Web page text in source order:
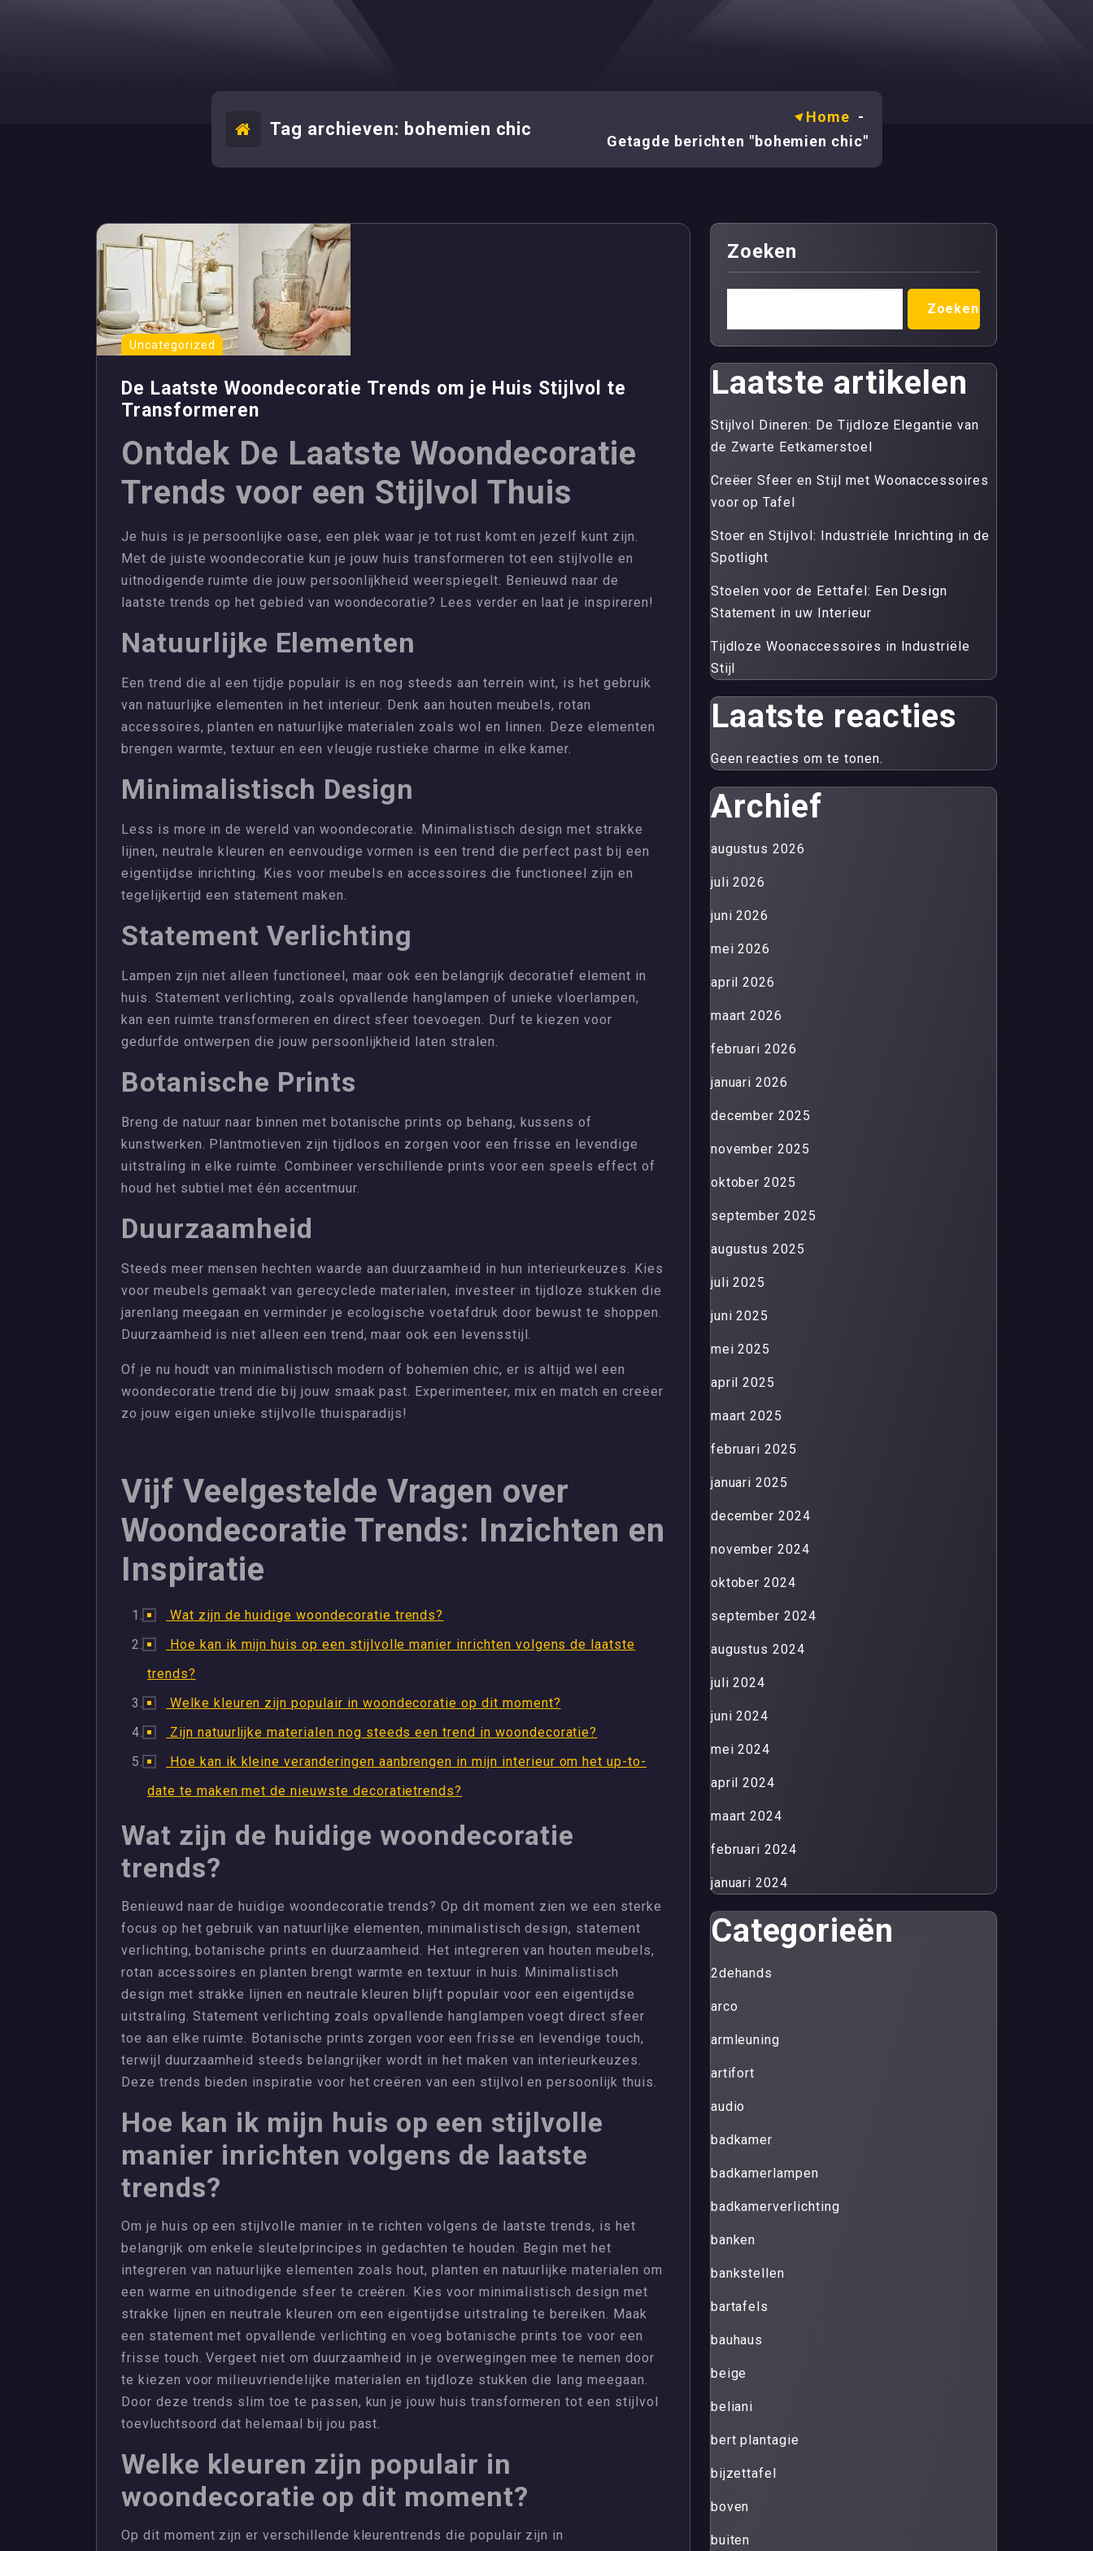
Tag archieven: bohemien chic
Home -
Getagde berichten "bohemien chic"
Uncategorized
De Laatste Woondecoratie Trends om je Huis Stijlvol te
Transformeren
Ontdek De Laatste Woondecoratie
Trends voor een Stijlvol Thuis
Je huis is je persoonlijke oase, een plek waar je tot rust komt en jezelf kunt zijn.
Met de juiste woondecoratie kun je jouw huis transformeren tot een stijlvolle en
uitnodigende ruimte die jouw persoonlijkheid weerspiegelt. Benieuwd naar de
laatste trends op het gebied van woondecoratie? Lees verder en laat je inspireren!
Natuurlijke Elementen
Een trend die al een tijdje populair is en nog steeds aan terrein wint, is het gebruik
van natuurlijke elementen in het interieur. Denk aan houten meubels, rotan
accessoires, planten en natuurlijke materialen zoals wol en linnen. Deze elementen
brengen warmte, textuur en een vleugje rustieke charme in elke kamer.
Minimalistisch Design
Less is more in de wereld van woondecoratie. Minimalistisch design met strakke
lijnen, neutrale kleuren en eenvoudige vormen is een trend die perfect past bij een
eigentijdse inrichting. Kies voor meubels en accessoires die functioneel zijn en
tegelijkertijd een statement maken.
Statement Verlichting
Lampen zijn niet alleen functioneel, maar ook een belangrijk decoratief element in
huis. Statement verlichting, zoals opvallende hanglampen of unieke vloerlampen,
kan een ruimte transformeren en direct sfeer toevoegen. Durf te kiezen voor
gedurfde ontwerpen die jouw persoonlijkheid laten stralen.
Botanische Prints
Breng de natuur naar binnen met botanische prints op behang, kussens of
kunstwerken. Plantmotieven zijn tijdloos en zorgen voor een frisse en levendige
uitstraling in elke ruimte. Combineer verschillende prints voor een speels effect of
houd het subtiel met één accentmuur.
Duurzaamheid
Steeds meer mensen hechten waarde aan duurzaamheid in hun interieurkeuzes. Kies
voor meubels gemaakt van gerecyclede materialen, investeer in tijdloze stukken die
jarenlang meegaan en verminder je ecologische voetafdruk door bewust te shoppen.
Duurzaamheid is niet alleen een trend, maar ook een levensstijl.
Of je nu houdt van minimalistisch modern of bohemien chic, er is altijd wel een
woondecoratie trend die bij jouw smaak past. Experimenteer, mix en match en creëer
zo jouw eigen unieke stijlvolle thuisparadijs!
Vijf Veelgestelde Vragen over
Woondecoratie Trends: Inzichten en
Inspiratie
Wat zijn de huidige woondecoratie trends?
Hoe kan ik mijn huis op een stijlvolle manier inrichten volgens de laatste
trends?
Welke kleuren zijn populair in woondecoratie op dit moment?
Zijn natuurlijke materialen nog steeds een trend in woondecoratie?
Hoe kan ik kleine veranderingen aanbrengen in mijn interieur om het up-to-
date te maken met de nieuwste decoratietrends?
Wat zijn de huidige woondecoratie
trends?
Benieuwd naar de huidige woondecoratie trends? Op dit moment zien we een sterke
focus op het gebruik van natuurlijke elementen, minimalistisch design, statement
verlichting, botanische prints en duurzaamheid. Het integreren van houten meubels,
rotan accessoires en planten brengt warmte en textuur in huis. Minimalistisch
design met strakke lijnen en neutrale kleuren blijft populair voor een eigentijdse
uitstraling. Statement verlichting zoals opvallende hanglampen voegt direct sfeer
toe aan elke ruimte. Botanische prints zorgen voor een frisse en levendige touch,
terwijl duurzaamheid steeds belangrijker wordt in het maken van interieurkeuzes.
Deze trends bieden inspiratie voor het creëren van een stijlvol en persoonlijk thuis.
Hoe kan ik mijn huis op een stijlvolle
manier inrichten volgens de laatste
trends?
Om je huis op een stijlvolle manier in te richten volgens de laatste trends, is het
belangrijk om enkele sleutelprincipes in gedachten te houden. Begin met het
integreren van natuurlijke elementen zoals hout, planten en natuurlijke materialen om
een warme en uitnodigende sfeer te creëren. Kies voor minimalistisch design met
strakke lijnen en neutrale kleuren om een eigentijdse uitstraling te bereiken. Maak
een statement met opvallende verlichting en voeg botanische prints toe voor een
frisse touch. Vergeet niet om duurzaamheid in je overwegingen mee te nemen door
te kiezen voor milieuvriendelijke materialen en tijdloze stukken die lang meegaan.
Door deze trends slim toe te passen, kun je jouw huis transformeren tot een stijlvol
toevluchtsoord dat helemaal bij jou past.
Welke kleuren zijn populair in
woondecoratie op dit moment?
Op dit moment zijn er verschillende kleurentrends die populair zijn in
Zoeken
Zoeken
Laatste artikelen
Stijlvol Dineren: De Tijdloze Elegantie van
de Zwarte Eetkamerstoel
Creëer Sfeer en Stijl met Woonaccessoires
voor op Tafel
Stoer en Stijlvol: Industriële Inrichting in de
Spotlight
Stoelen voor de Eettafel: Een Design
Statement in uw Interieur
Tijdloze Woonaccessoires in Industriële
Stijl
Laatste reacties
Geen reacties om te tonen.
Archief
augustus 2026
juli 2026
juni 2026
mei 2026
april 2026
maart 2026
februari 2026
januari 2026
december 2025
november 2025
oktober 2025
september 2025
augustus 2025
juli 2025
juni 2025
mei 2025
april 2025
maart 2025
februari 2025
januari 2025
december 2024
november 2024
oktober 2024
september 2024
augustus 2024
juli 2024
juni 2024
mei 2024
april 2024
maart 2024
februari 2024
januari 2024
Categorieën
2dehands
arco
armleuning
artifort
audio
badkamer
badkamerlampen
badkamerverlichting
banken
bankstellen
bartafels
bauhaus
beige
beliani
bert plantagie
bijzettafel
boven
buiten